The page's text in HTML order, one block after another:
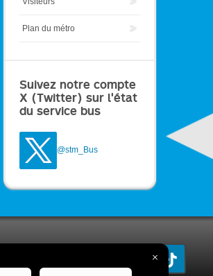
Plan du métro
Suivez notre compte
X (Twitter) sur l'état
du service bus
@stm_Bus